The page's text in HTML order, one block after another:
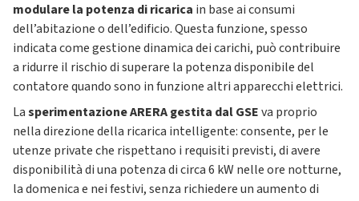
modulare la potenza di ricarica in base ai consumi
dell’abitazione o dell’edificio. Questa funzione, spesso
indicata come gestione dinamica dei carichi, può contribuire
a ridurre il rischio di superare la potenza disponibile del
contatore quando sono in funzione altri apparecchi elettrici.
Lasperimentazione ARERA gestita dal GSEva proprio
nella direzione della ricarica intelligente: consente, per le
utenze private che rispettano i requisiti previsti, di avere
disponibilità di una potenza di circa 6 kW nelle ore notturne,
la domenica e nei festivi, senza richiedere un aumento di